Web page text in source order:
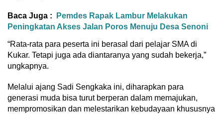
Baca Juga :
Pemdes Rapak Lambur Melakukan
Peningkatan Akses Jalan Poros Menuju Desa Senoni
“Rata-rata para peserta ini berasal dari pelajar SMA di
Kukar. Tetapi juga ada diantaranya yang sudah bekerja,”
ungkapnya.
Melalui ajang Sadi Sengkaka ini, diharapkan para
generasi muda bisa turut berperan dalam memajukan,
mempromosikan dan melestarikan kebudayaan khususnya